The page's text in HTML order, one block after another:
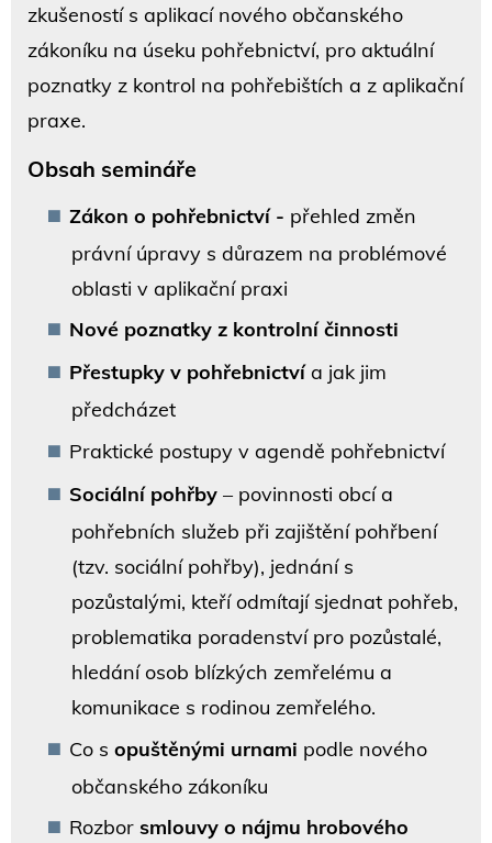
zkušeností s aplikací nového občanského
zákoníku na úseku pohřebnictví, pro aktuální
poznatky z kontrol na pohřebištích a z aplikační
praxe.
Obsah semináře
Zákon o pohřebnictví - přehled změn
právní úpravy s důrazem na problémové
oblasti v aplikační praxi
Nové poznatky z kontrolní činnosti
Přestupky v pohřebnictvía jak jim
předcházet
Praktické postupy v agendě pohřebnictví
Sociální pohřby– povinnosti obcí a
pohřebních služeb při zajištění pohřbení
(tzv. sociální pohřby), jednání s
pozůstalými, kteří odmítají sjednat pohřeb,
problematika poradenství pro pozůstalé,
hledání osob blízkých zemřelému a
komunikace s rodinou zemřelého.
Co s opuštěnými urnami podle nového
občanského zákoníku
Rozbor smlouvy o nájmu hrobového